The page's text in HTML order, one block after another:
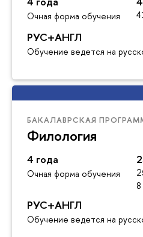
Очная форма обучения
РУС+АНГЛ
Обучение ведется на
БАКАЛАВРСКАЯ
Филология
4 года
Очная форма обучения
РУС+АНГЛ
Обучение ведется на